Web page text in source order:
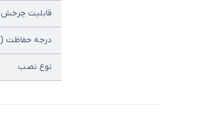
قابلیت چرخش
درجه حفاظت (IP)
نوع نصب